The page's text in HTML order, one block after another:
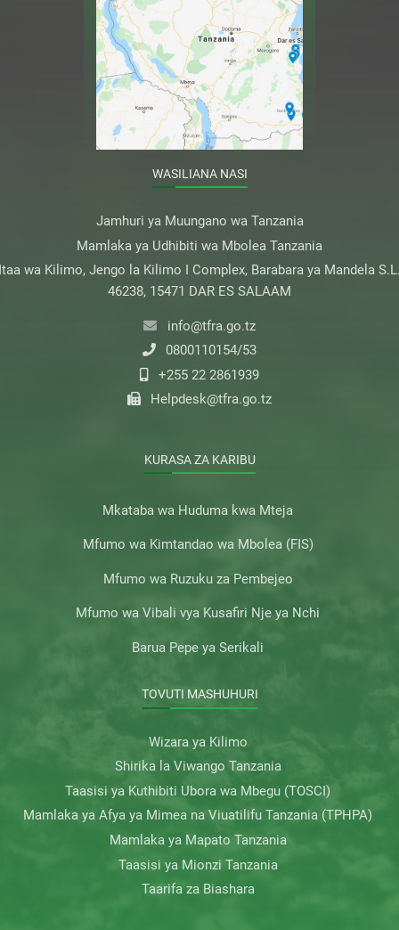
WASILIANA NASI
Jamhuri ya Muungano wa Tanzania
Mamlaka ya Udhibiti wa Mbolea Tanzania
wa Kilimo, Jengo la Kilimo I Complex, Barabara ya Mandela
46238, 15471 DAR ES SALAAM
info@tfra.go.tz
0800110154/53
+255 22 2861939
Helpdesk@tfra.go.tz
KURASA ZA KARIBU
Mkataba wa Huduma kwa Mteja
Mfumo wa Kimtandao wa Mbolea (FIS)
Mfumo wa Ruzuku za Pembejeo
Mfumo wa Vibali vya Kusafiri Nje ya Nchi
Barua Pepe ya Serikali
TOVUTI MASHUHURI
Wizara ya Kilimo
Shirika la Viwango Tanzania
Taasisi ya Kuthibiti Ubora wa Mbegu (TOSCI)
Mamlaka ya Afya ya Mimea na Viuatilifu Tanzania (TPHPA)
Mamlaka ya Mapato Tanzania
Taasisi ya Mionzi Tanzania
Taarifa za Biashara